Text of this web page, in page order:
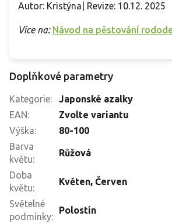
Autor: Kristýna| Revize: 10.12. 2025
Více na: Návod na pěstování
Doplňkové parametry
Kategorie:
Japonské azalky
EAN:
Zvolte variantu
Výška:
80-100
Barva
květu:
Růžová
Doba
květu:
Květen, Červen
Světelné
podmínky:
Polostín